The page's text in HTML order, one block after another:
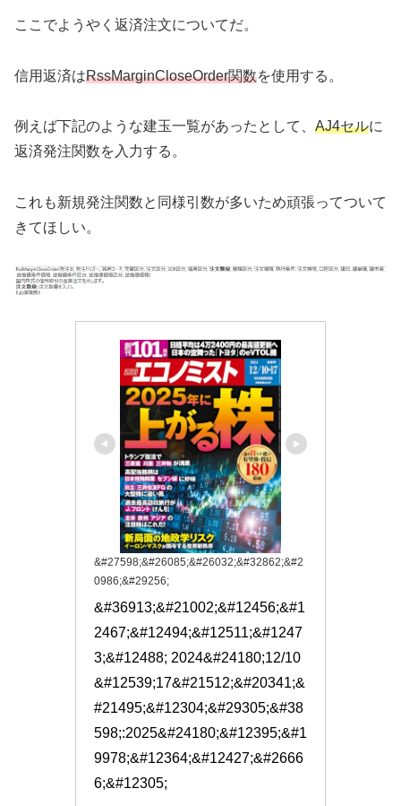
ここでようやく返済注文についてだ。
信用返済はRssMarginCloseOrder関数を使用する。
例えば下記のような建玉一覧があったとして、 AJ4セルに
返済発注関数を入力する。
これも新規発注関数と同様引数が多いため頑張ってついて
きてほしい。
&#27598;&#26085;&#26032;&#32862;&#2
0986;&#29256;
&#36913;&#21002;&#12456;&#1
2467;&#12494;&#12511;&#1247
3;&#12488; 2024&#24180;12/10
&#12539;17&#21512;&#20341;&
#21495;&#12304;&#29305;&#38
598;:2025&#24180;&#12395;&#1
9978;&#12364;&#12427;&#2666
6;&#12305;